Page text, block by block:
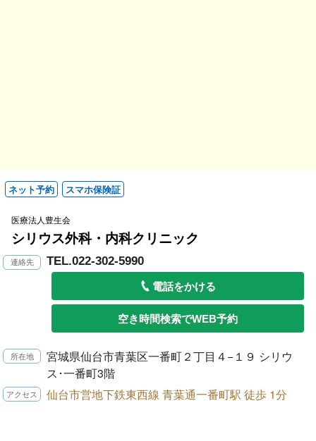
ネット予約 スマホ保険証
医療法人豊生会
シリウス外科・内科クリニック
TEL.022-302-5990
電話をかける
空き時間検索でWEB予約
宮城県仙台市青葉区一番町２丁目４−１９ シリウ
ス･一番町3階
仙台市営地下鉄東西線 青葉通一番町駅 徒歩 1分